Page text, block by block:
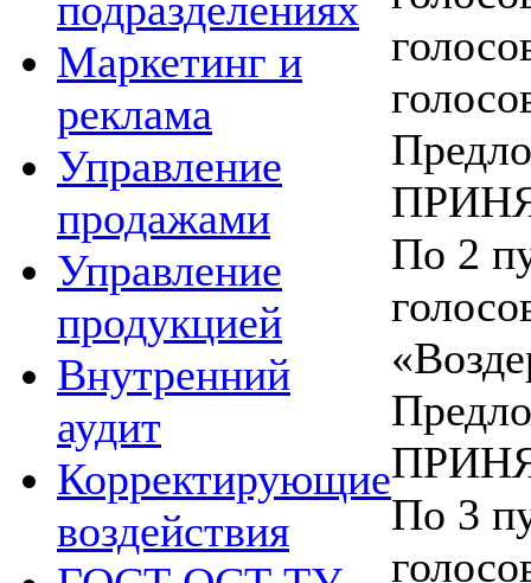
Маркетинг и
реклама
Управление
продажами
Управление
продукцией
Внутренний
аудит
Корректирующие
воздействия
По 2
По 3